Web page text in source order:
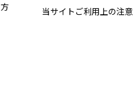
当サイトご利用上の注意